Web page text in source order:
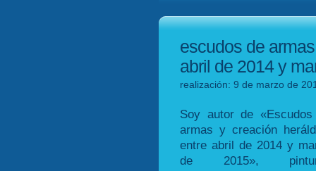
escudos de
abril de 2014 y
realización: 9 de marzo de
Soy autor de
armas y creación
entre abril de 2014 y
de 2015»,